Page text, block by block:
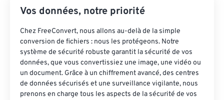
Vos données, notre priorité
Chez FreeConvert, nous allons au-delà de la simple
conversion de fichiers : nous les protégeons. Notre
système de sécurité robuste garantit la sécurité de vos
données, que vous convertissiez une image, une vidéo ou
un document. Grâce à un chiffrement avancé, des centres
de données sécurisés et une surveillance vigilante, nous
prenons en charge tous les aspects de la sécurité de vos